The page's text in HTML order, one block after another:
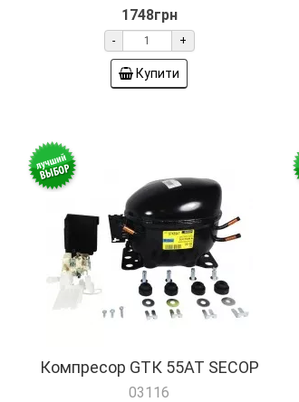
1748грн
- +
Купити
Компресор GТК 55AT SECOP
03116